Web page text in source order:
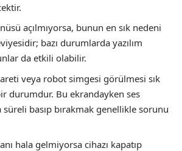
açılmıyorsa, bunun en sık nedeni
bazı durumlarda yazılım
da etkili olabilir.
veya robot simgesi görülmesi sık
durumdur. Bu ekrandayken ses
süreli basıp bırakmak genellikle sorunu
hala gelmiyorsa cihazı kapatıp